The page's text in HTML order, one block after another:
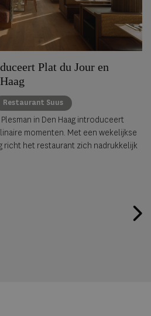
Plat du Jour en
Restaurant Suus
in Den Haag introduceert
momenten. Met een wekelijkse
richt het restaurant zich nadrukkelijk